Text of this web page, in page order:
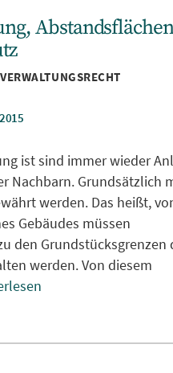
VERWALTUNGSRECHT
ist sind immer wieder
Nachbarn. Grundsätzlich
werden. Das heißt,
Gebäudes müssen
den Grundstücksgrenzen
werden. Von diesem